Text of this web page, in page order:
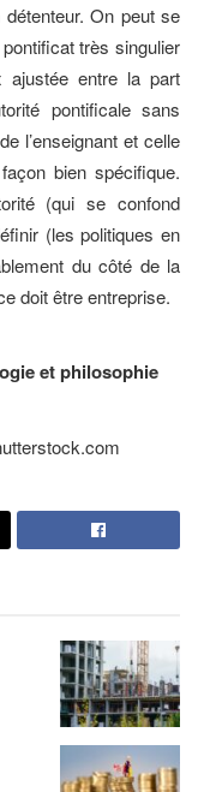
On peut se
très singulier
ajustée entre la part
pontificale sans
l’enseignant et celle
bien spécifique.
(qui se confond
(les politiques en
du côté de la
doit être entreprise.
et philosophie